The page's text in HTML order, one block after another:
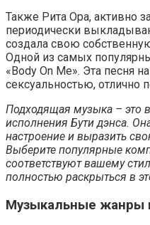
Также Рита Ора, активно
периодически
создала свою
Одной из самых
«Body On Me». Эта песня
сексуальностью, отлично
Подходящая музыка – это
исполнения Бути дэнса.
настроение и выразить
Выберите популярные
соответствуют вашему
полностью раскрыться в
Музыкальные жанры